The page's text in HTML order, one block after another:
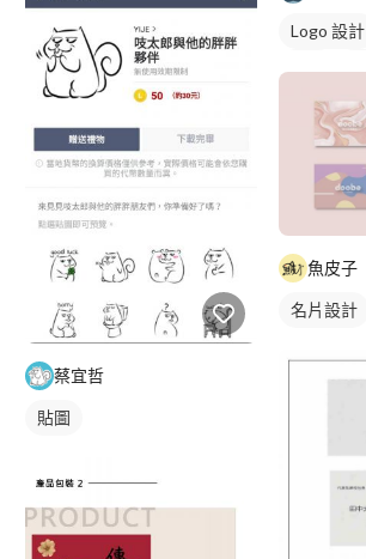
蔡宜哲
貼圖
Logo 設計
魚皮子
名片設計